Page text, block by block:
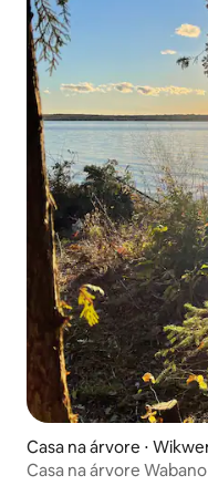
Casa na árvore ⋅
Casa na árvore Wabano